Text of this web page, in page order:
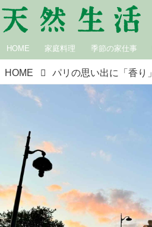
HOME 家庭料理 季節の家仕事
HOME